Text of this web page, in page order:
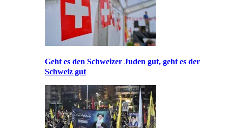
Geht es den Schweizer Juden gut, geht es der
Schweiz gut